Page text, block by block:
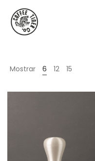
Mostrar 6 12 15